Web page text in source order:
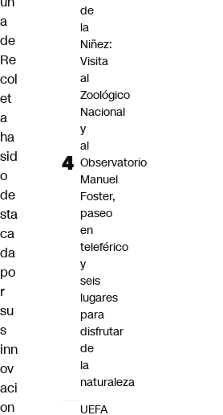
a
de
Re
col
et
a
ha
sid
o
de
sta
ca
da
po
r
su
s
inn
ov
aci
on
de
la
Niñez:
Visita
al
Zoológico
Nacional
y
al
Observatorio
Manuel
Foster,
paseo
en
teleférico
y
seis
lugares
para
disfrutar
de
la
naturaleza
UEFA